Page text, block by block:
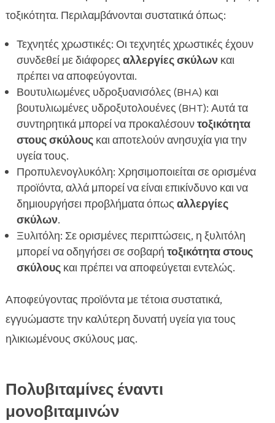
τοξικότητα. Περιλαμβάνονται συστατικά όπως:
Τεχνητές χρωστικές: Οι τεχνητές χρωστικές έχουν
συνδεθεί με διάφορες αλλεργίες σκύλωνκαι
πρέπει να αποφεύγονται.
Βουτυλιωμένες υδροξυανισόλες (BHA) και
βουτυλιωμένες υδροξυτολουένες (BHT): Αυτά τα
συντηρητικά μπορεί να προκαλέσουντοξικότητα
στους σκύλουςκαι αποτελούν ανησυχία για την
υγεία τους.
Προπυλενογλυκόλη: Χρησιμοποιείται σε ορισμένα
προϊόντα, αλλά μπορεί να είναι επικίνδυνο και να
δημιουργήσει προβλήματα όπως αλλεργίες
σκύλων.
Ξυλιτόλη: Σε ορισμένες περιπτώσεις, η ξυλιτόλη
μπορεί να οδηγήσει σε σοβαρή τοξικότητα στους
σκύλουςκαι πρέπει να αποφεύγεται εντελώς.
Αποφεύγοντας προϊόντα με τέτοια συστατικά,
εγγυώμαστε την καλύτερη δυνατή υγεία για τους
ηλικιωμένους σκύλους μας.
Πολυβιταμίνες έναντι
μονοβιταμινών